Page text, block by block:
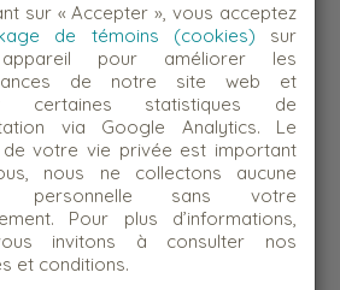
quelqu’un
sur « Accepter », vous acceptez
de témoins (cookies) sur
pour améliorer les
de notre site web et
certaines statistiques de
via Google Analytics. Le
votre vie privée est important
nous ne collectons aucune
personnelle sans votre
Pour plus d’informations,
invitons à consulter nos
et conditions.